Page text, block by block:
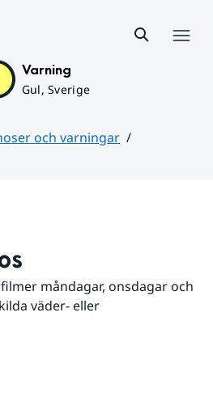
Varning
Gul, Sverige
och varningar
måndagar, onsdagar och
väder- eller